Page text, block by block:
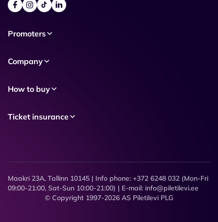
Promoters
Company
How to buy
Ticket insurance
Maakri 23A, Tallinn 10145 | Info phone: +372 6248 032 (Mon-Fri
09:00-21:00, Sat-Sun 10:00-21:00) | E-mail: info@piletilevi.ee
© Copyright 1997-2026 AS Piletilevi PLG